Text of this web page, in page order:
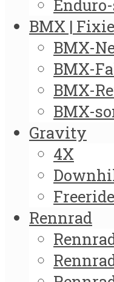
BMX |
BMX-
BMX-
BMX-
BMX-
Gravity
4X
Freeride
Rennrad